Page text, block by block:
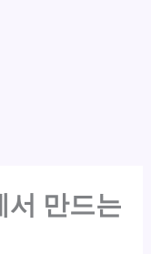
서 만드는